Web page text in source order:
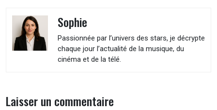
Sophie
Passionnée par l’univers des stars, je décrypte
chaque jour l’actualité de la musique, du
cinéma et de la télé.
Laisser un commentaire